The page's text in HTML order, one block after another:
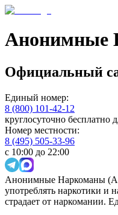
Анонимные
Официальный
Единый номер:
8 (800) 101-42-12
круглосуточно бесплатно
Номер местности:
8 (495) 505-33-96
с 10:00 до 22:00
Анонимные Наркоманы
употреблять наркотики и
страдает от наркомании.